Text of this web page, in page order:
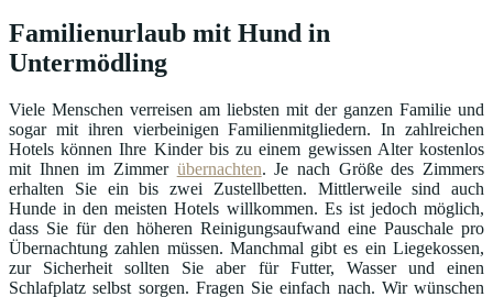
Familienurlaub mit Hund in
Untermödling
Viele Menschen verreisen am liebsten mit der ganzen Familie und
sogar mit ihren vierbeinigen Familienmitgliedern. In zahlreichen
Hotels können Ihre Kinder bis zu einem gewissen Alter kostenlos
mit Ihnen im Zimmer übernachten. Je nach Größe des Zimmers
erhalten Sie ein bis zwei Zustellbetten. Mittlerweile sind auch
Hunde in den meisten Hotels willkommen. Es ist jedoch möglich,
dass Sie für den höheren Reinigungsaufwand eine Pauschale pro
Übernachtung zahlen müssen. Manchmal gibt es ein Liegekossen,
zur Sicherheit sollten Sie aber für Futter, Wasser und einen
Schlafplatz selbst sorgen. Fragen Sie einfach nach. Wir wünschen